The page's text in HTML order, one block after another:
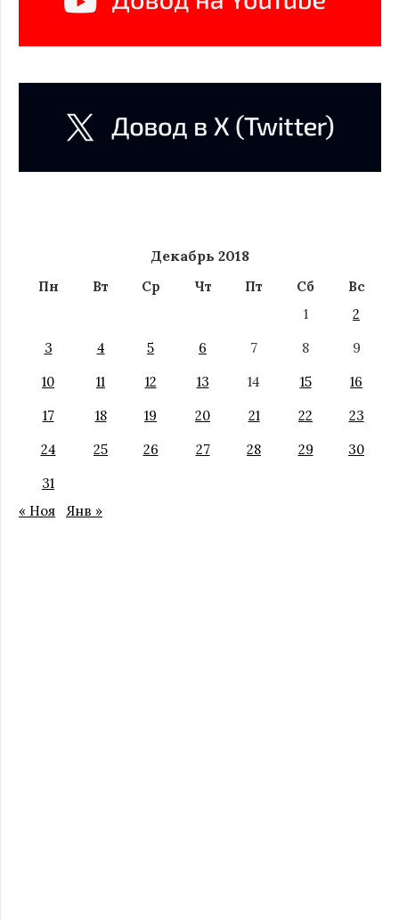
Декабрь 2018
Пн Вт Ср Чт Пт Сб
Вс
1
2
3
4 5 6 7 8
9
10
11 12 13 14 15
16
17
18 19 20 21 22
23
24
25 26 27 28 29
30
31
« Ноя
Янв »